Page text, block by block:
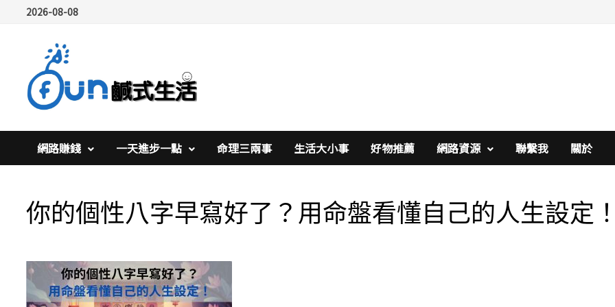
2026-08-08
網路賺錢 一天進步一點 命理三兩事 生活大小事 好物推薦 網路資源 聯繫我 關於
你的個性八字早寫好了？用命盤看懂自己的人生設定